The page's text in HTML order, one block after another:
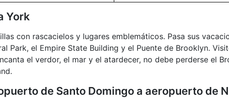
York
con rascacielos y lugares emblemáticos. Pasa sus
Park, el Empire State Building y el Puente de Brooklyn.
el verdor, el mar y el atardecer, no debe perderse el
de Santo Domingo a aeropuerto de